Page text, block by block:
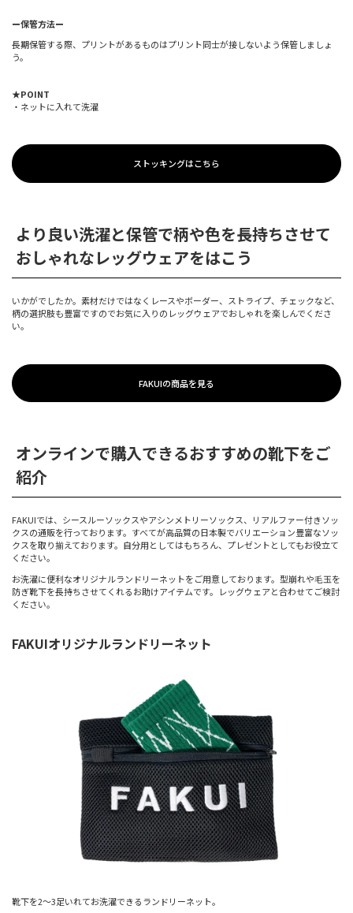
ー保管方法ー
長期保管する際、プリントがあるものはプリント同士が接しないよう保管しましょ
う。
★POINT
・ネットに入れて洗濯
ストッキングはこちら
より良い洗濯と保管で柄や色を長持ちさせて
おしゃれなレッグウェアをはこう
いかがでしたか。素材だけではなくレースやボーダー、ストライプ、チェックなど、
柄の選択肢も豊富ですのでお気に入りのレッグウェアでおしゃれを楽しんでくださ
い。
FAKUIの商品を見る
オンラインで購入できるおすすめの靴下をご
紹介
FAKUIでは、シースルーソックスやアシンメトリーソックス、リアルファー付きソッ
クスの通販を行っております。すべてが高品質の日本製でバリエーション豊富なソッ
クスを取り揃えております。自分用としてはもちろん、プレゼントとしてもお役立て
ください。
お洗濯に便利なオリジナルランドリーネットをご用意しております。型崩れや毛玉を
防ぎ靴下を長持ちさせてくれるお助けアイテムです。レッグウェアと合わせてご検討
ください。
FAKUIオリジナルランドリーネット
靴下を2～3足いれてお洗濯できるランドリーネット。